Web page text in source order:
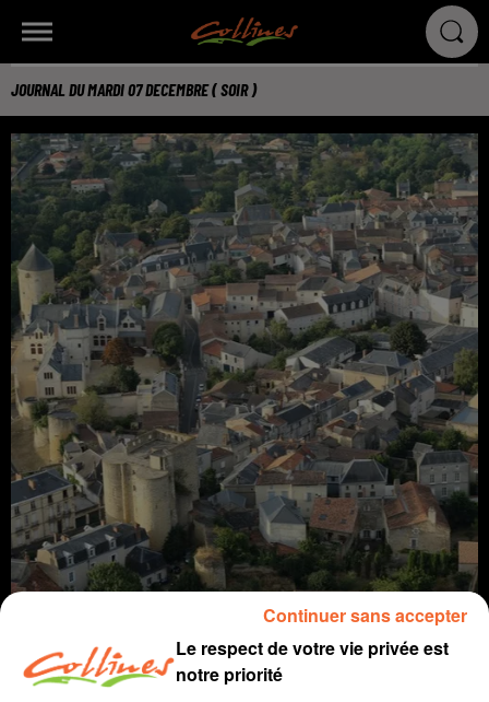
JOURNAL DU MARDI 07 DECEMBRE ( SOIR )
Le respect de votre vie privée est
notre priorité
Continuer sans accepter